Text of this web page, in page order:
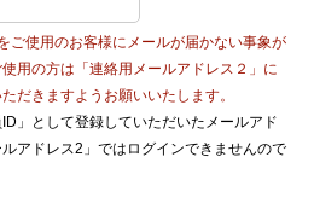
使用のお客様にメールが届かない事象が
用の方は「連絡用メールアドレス２」に
だきますようお願いいたします。
」として登録していただいたメールアド
アドレス2」ではログインできませんので